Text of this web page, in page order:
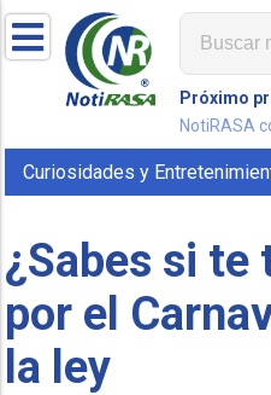
Próximo
NotiRASA
Curiosidades y
¿Sabes si te
por el
la ley